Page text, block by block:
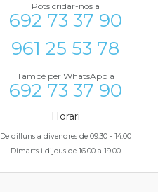
Pots cridar-nos a
692 73 37 90
961 25 53 78
També per WhatsApp a
692 73 37 90
Horari
De dilluns a divendres de 09:30 - 14:00
Dimarts i dijous de 16.00 a 19.00